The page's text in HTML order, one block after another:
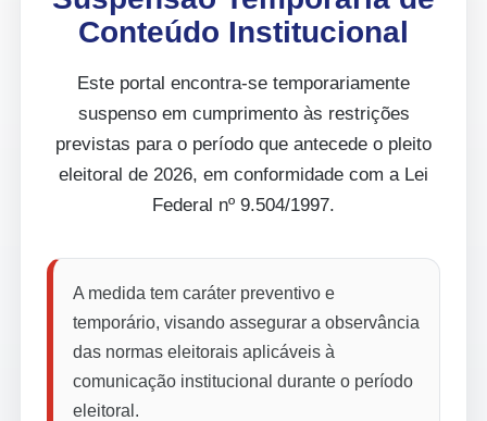
Conteúdo Institucional
Este portal encontra-se temporariamente
suspenso em cumprimento às restrições
previstas para o período que antecede o pleito
eleitoral de 2026, em conformidade com a Lei
Federal nº 9.504/1997.
A medida tem caráter preventivo e
temporário, visando assegurar a observância
das normas eleitorais aplicáveis à
comunicação institucional durante o período
eleitoral.